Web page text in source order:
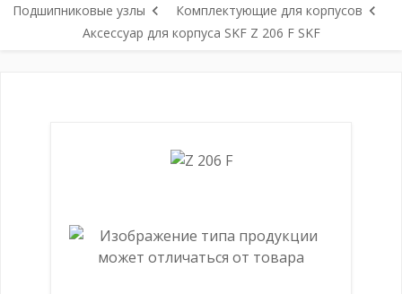
Подшипниковые узлы
Комплектующие для корпусов
Аксессуар для корпуса SKF Z 206 F SKF